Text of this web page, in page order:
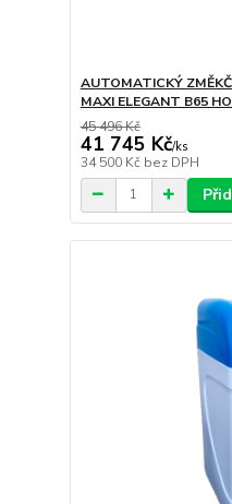
AUTOMATICKÝ
MAXI ELEGANT B65
45 496 Kč
41 745 Kč/ks
34 500 Kč bez DPH